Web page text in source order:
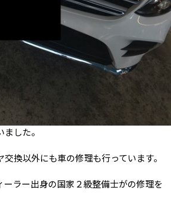
した。
換以外にも車の修理も行っています。
ーラー出身の国家２級整備士がの修理を